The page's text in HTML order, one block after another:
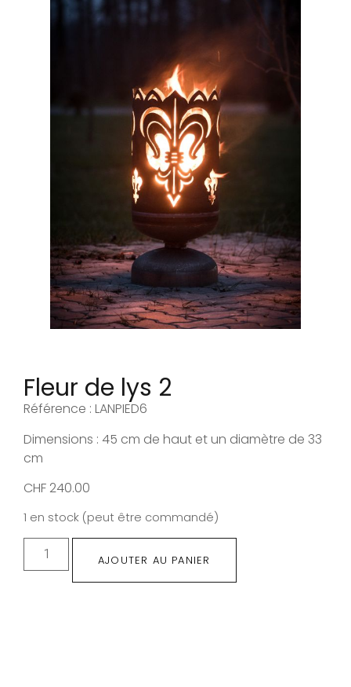
Fleur de lys 2
Référence : LANPIED6
Dimensions : 45 cm de haut et un diamètre de 33
cm
CHF 240.00
1 en stock (peut être commandé)
AJOUTER AU PANIER